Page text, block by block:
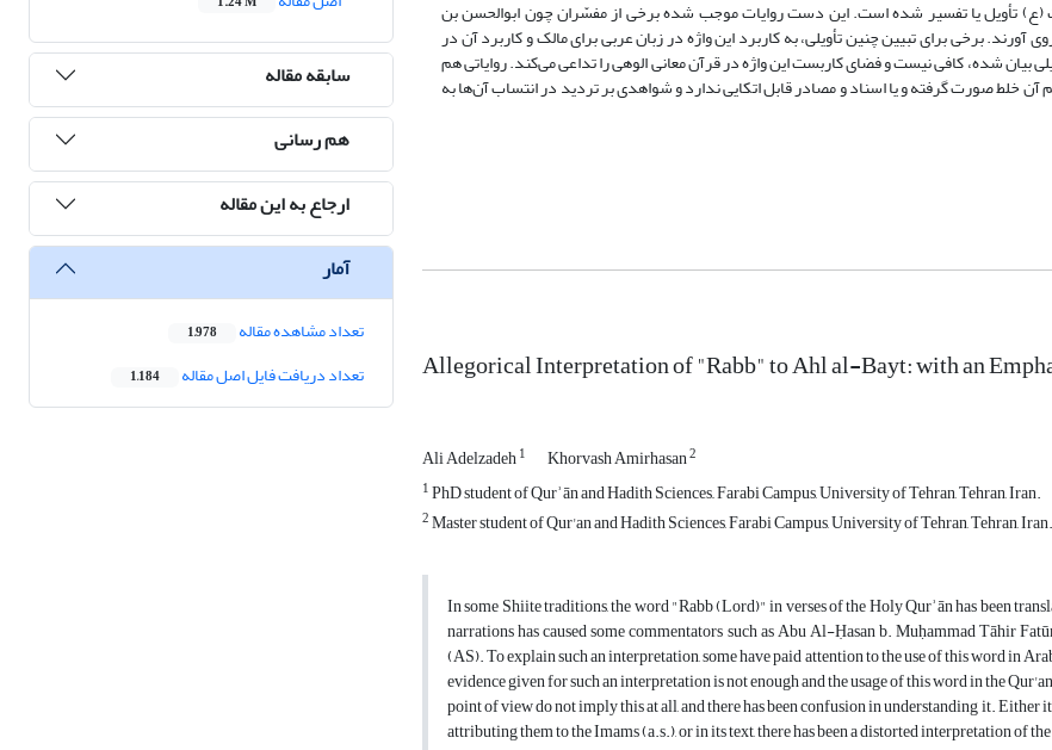
(ع) تأویل یا تفسیر شده است. این دست روایات موجب شده برخی از مفسّران چون ابوالحسن بن
به اهل بیت (ع) روی آورند. برخی برای تبیین چنین تأویلی، به کاربرد این واژه در زبان عربی برای مالک و کاربرد آن در
شده، کافی نیست و فضای کاربست این واژه در قرآن معانی الوهی را تداعی می‌کند. روایاتی هم
آن خلط صورت گرفته و یا اسناد و مصادر قابل اتکایی ندارد و شواهدی بر تردید در انتساب آن‌ها به
Allegorical Interpretation of "Rabb" to Ahl al-Bayt: with an
Ali Adelzadeh1 Khorvash Amirhasan2
1PhD student of Qurʾān and Hadith Sciences,, Farabi Campus, University of Tehran, Tehran, Iran.
2Master student of Qur'an and Hadith Sciences, Farabi Campus, University of Tehran, Tehran, Iran.
In some Shiite traditions, the word "Rabb (Lord)" in verses of the Holy Qurʾān has been
narrations has caused some commentators such as Abu Al-Ḥasan b. Muḥammad Tāhir
(AS). To explain such an interpretation, some have paid attention to the use of this word in
evidence given for such an interpretation is not enough and the usage of this word in the
point of view do not imply this at all, and there has been confusion in understanding it. Either
attributing them to the Imams (a.s.), or in its text, there has been a distorted interpretation of
سابقه مقاله
هم رسانی
ارجاع به این مقاله
آمار
تعداد مشاهده مقاله 1,978
تعداد دریافت فایل اصل مقاله 1,184